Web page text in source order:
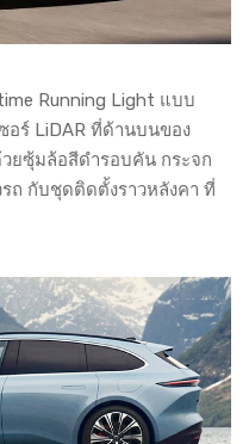
Running Light แบบ
อร์ LiDAR ที่ด้านบนของ
ยซุ้มล้อสีดำรอบคัน กระจก
ถ กับชุดติดตั้งราวหลังคา ที่